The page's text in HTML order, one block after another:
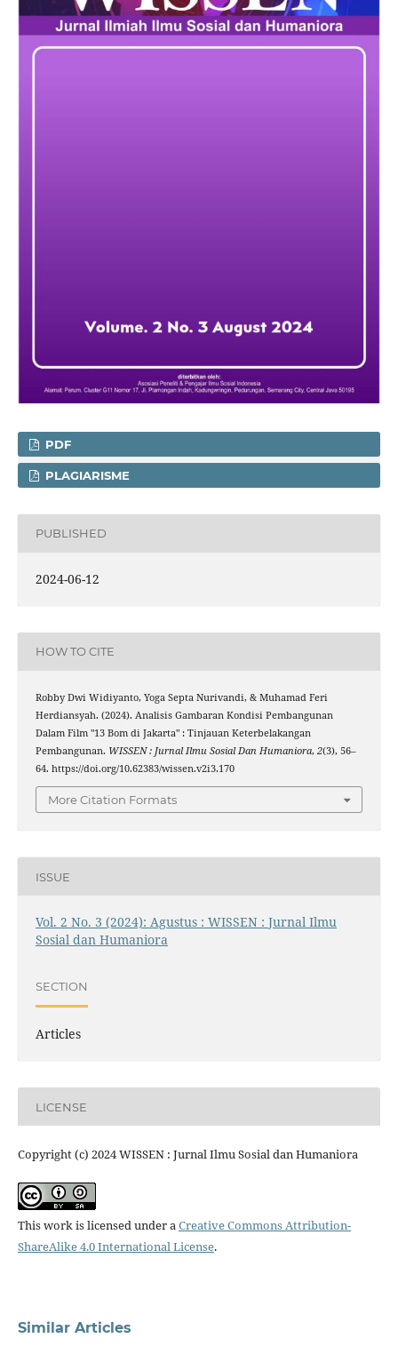
PDF
PLAGIARISME
PUBLISHED
2024-06-12
HOW TO CITE
Robby Dwi Widiyanto, Yoga Septa Nurivandi, & Muhamad Feri
Herdiansyah. (2024). Analisis Gambaran Kondisi Pembangunan
Dalam Film "13 Bom di Jakarta" : Tinjauan Keterbelakangan
Pembangunan. WISSEN : Jurnal Ilmu Sosial Dan Humaniora, 2(3), 56–
64. https://doi.org/10.62383/wissen.v2i3.170
More Citation Formats
ISSUE
Vol. 2 No. 3 (2024): Agustus : WISSEN : Jurnal Ilmu
Sosial dan Humaniora
SECTION
Articles
LICENSE
Copyright (c) 2024 WISSEN : Jurnal Ilmu Sosial dan Humaniora
This work is licensed under aCreative Commons Attribution-
ShareAlike 4.0 International License.
Similar Articles